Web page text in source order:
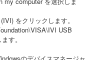
をクリックします。
USB
す。